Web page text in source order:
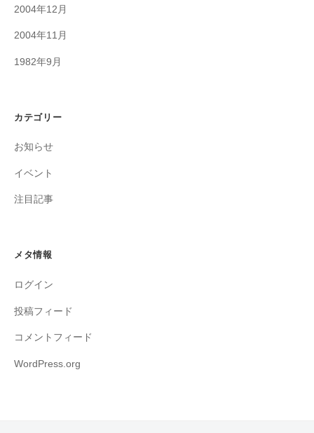
2004年12月
2004年11月
1982年9月
カテゴリー
お知らせ
イベント
注目記事
メタ情報
ログイン
投稿フィード
コメントフィード
WordPress.org